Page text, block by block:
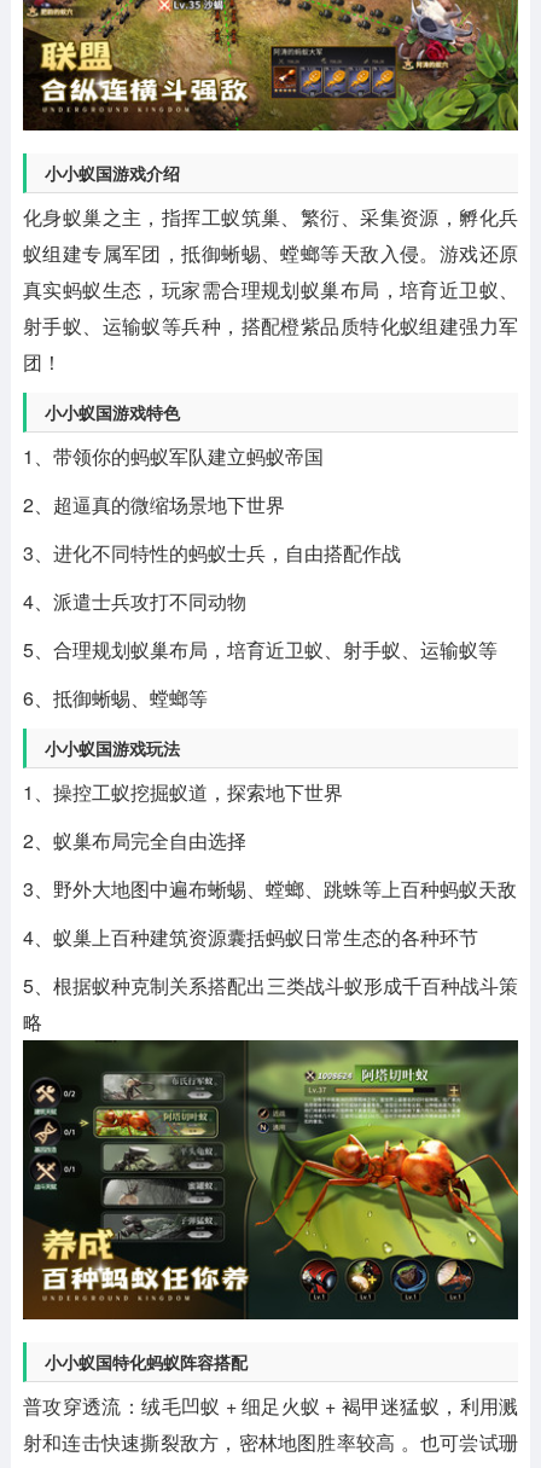
小小蚁国游戏介绍
化身蚁巢之主，指挥工蚁筑巢、繁衍、采集资源，孵化兵
蚁组建专属军团，抵御蜥蜴、螳螂等天敌入侵。游戏还原
真实蚂蚁生态，玩家需合理规划蚁巢布局，培育近卫蚁、
射手蚁、运输蚁等兵种，搭配橙紫品质特化蚁组建强力军
团！
小小蚁国游戏特色
1、带领你的蚂蚁军队建立蚂蚁帝国
2、超逼真的微缩场景地下世界
3、进化不同特性的蚂蚁士兵，自由搭配作战
4、派遣士兵攻打不同动物
5、合理规划蚁巢布局，培育近卫蚁、射手蚁、运输蚁等
6、抵御蜥蜴、螳螂等
小小蚁国游戏玩法
1、操控工蚁挖掘蚁道，探索地下世界
2、蚁巢布局完全自由选择
3、野外大地图中遍布蜥蜴、螳螂、跳蛛等上百种蚂蚁天敌
4、蚁巢上百种建筑资源囊括蚂蚁日常生态的各种环节
5、根据蚁种克制关系搭配出三类战斗蚁形成千百种战斗策
略
小小蚁国特化蚂蚁阵容搭配
‌普攻穿透流‌：‌绒毛凹蚁 + 细足火蚁 + 褐甲迷猛蚁‌，利用溅
射和连击快速撕裂敌方，密林地图胜率较高 。也可尝试‌珊